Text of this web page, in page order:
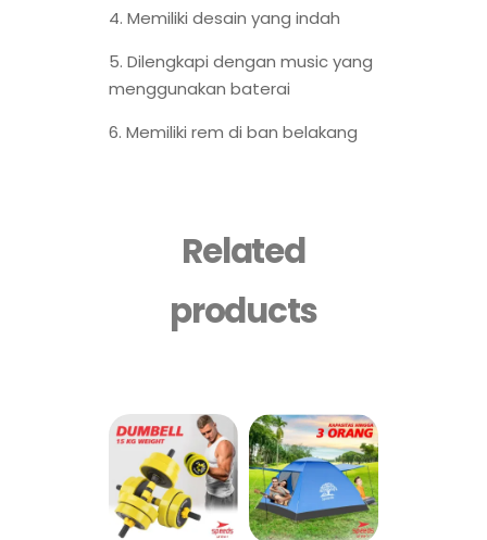
4. Memiliki desain yang indah
5. Dilengkapi dengan music yang
menggunakan baterai
6. Memiliki rem di ban belakang
Related
products